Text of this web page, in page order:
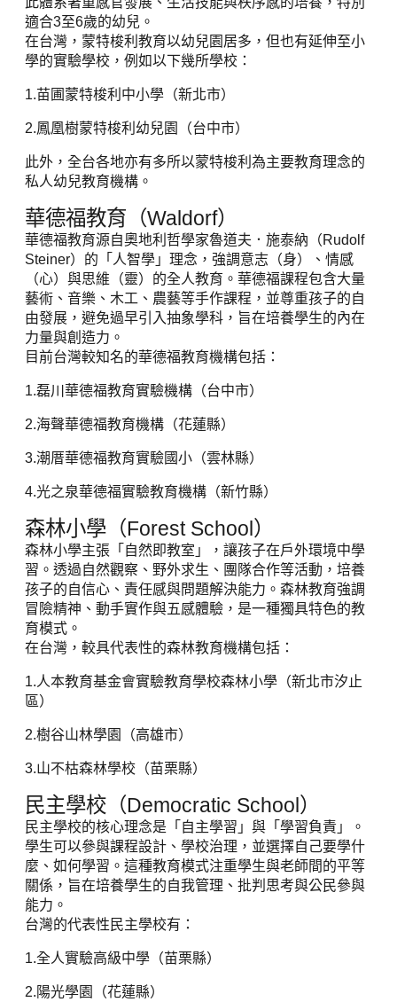
適合3至6歲的幼兒。
在台灣，蒙特梭利教育以幼兒園居多，但也有延伸至小
學的實驗學校，例如以下幾所學校：
1.苗圃蒙特梭利中小學（新北市）
2.鳳凰樹蒙特梭利幼兒園（台中市）
此外，全台各地亦有多所以蒙特梭利為主要教育理念的
私人幼兒教育機構。
華德福教育（Waldorf）
華德福教育源自奧地利哲學家魯道夫．施泰納（Rudolf
Steiner）的「人智學」理念，強調意志（身）、情感
（心）與思維（靈）的全人教育。華德福課程包含大量
藝術、音樂、木工、農藝等手作課程，並尊重孩子的自
由發展，避免過早引入抽象學科，旨在培養學生的內在
力量與創造力。
目前台灣較知名的華德福教育機構包括：
1.磊川華德福教育實驗機構（台中市）
2.海聲華德福教育機構（花蓮縣）
3.潮厝華德福教育實驗國小（雲林縣）
4.光之泉華德福實驗教育機構（新竹縣）
森林小學（Forest School）
森林小學主張「自然即教室」，讓孩子在戶外環境中學
習。透過自然觀察、野外求生、團隊合作等活動，培養
孩子的自信心、責任感與問題解決能力。森林教育強調
冒險精神、動手實作與五感體驗，是一種獨具特色的教
育模式。
在台灣，較具代表性的森林教育機構包括：
1.人本教育基金會實驗教育學校森林小學（新北市汐止
區）
2.樹谷山林學園（高雄市）
3.山不枯森林學校（苗栗縣）
民主學校（Democratic School）
民主學校的核心理念是「自主學習」與「學習負責」。
學生可以參與課程設計、學校治理，並選擇自己要學什
麼、如何學習。這種教育模式注重學生與老師間的平等
關係，旨在培養學生的自我管理、批判思考與公民參與
能力。
台灣的代表性民主學校有：
1.全人實驗高級中學（苗栗縣）
2.陽光學園（花蓮縣）